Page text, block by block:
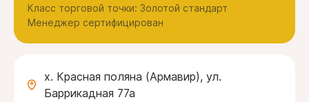
Класс торговой точки: Золотой стандарт
Менеджер сертифицирован
х. Красная поляна (Армавир), ул.
Баррикадная 77а